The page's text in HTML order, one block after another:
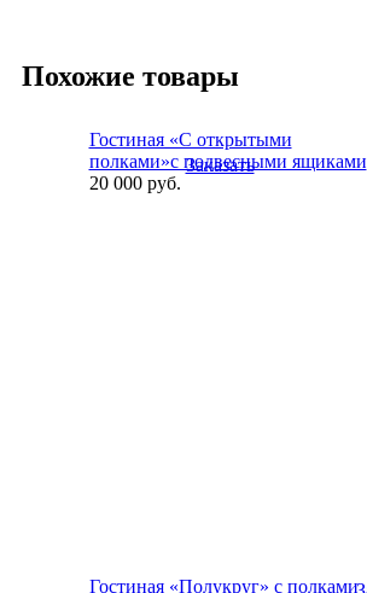
Похожие товары
Гостиная «С открытыми
полками»с подвесными ящиками
20 000руб.
Заказать
Гостиная «Полукруг» с полками